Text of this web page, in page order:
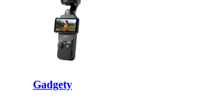
Gadgety